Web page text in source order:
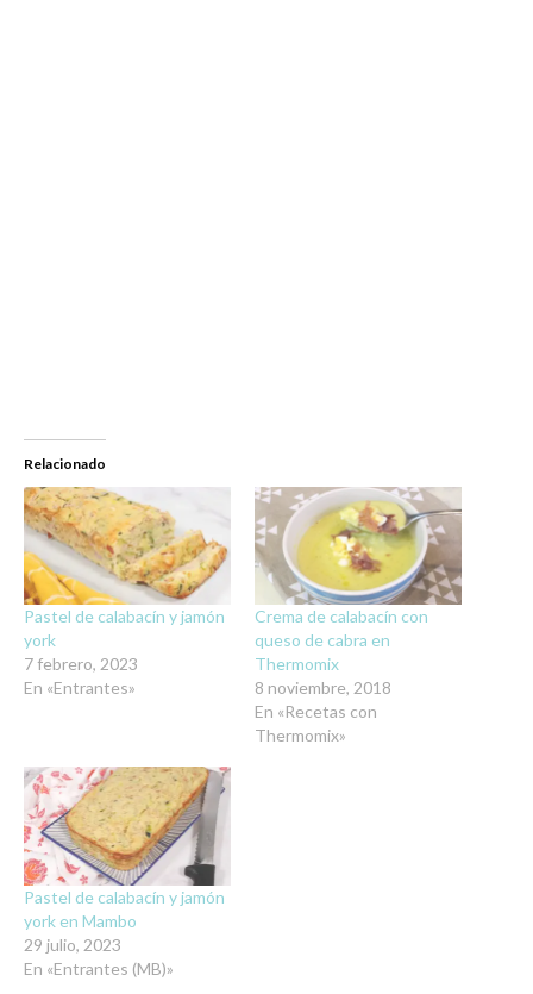
Relacionado
Pastel de calabacín y jamón
york
7 febrero, 2023
En «Entrantes»
Crema de calabacín con
queso de cabra en
Thermomix
8 noviembre, 2018
En «Recetas con
Thermomix»
Pastel de calabacín y jamón
york en Mambo
29 julio, 2023
En «Entrantes (MB)»